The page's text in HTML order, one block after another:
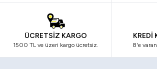
ÜCRETSİZ KARGO
1500 TL ve üzeri kargo ücretsiz.
KREDİ
8'e